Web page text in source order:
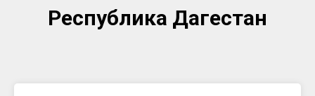
Республика Дагестан